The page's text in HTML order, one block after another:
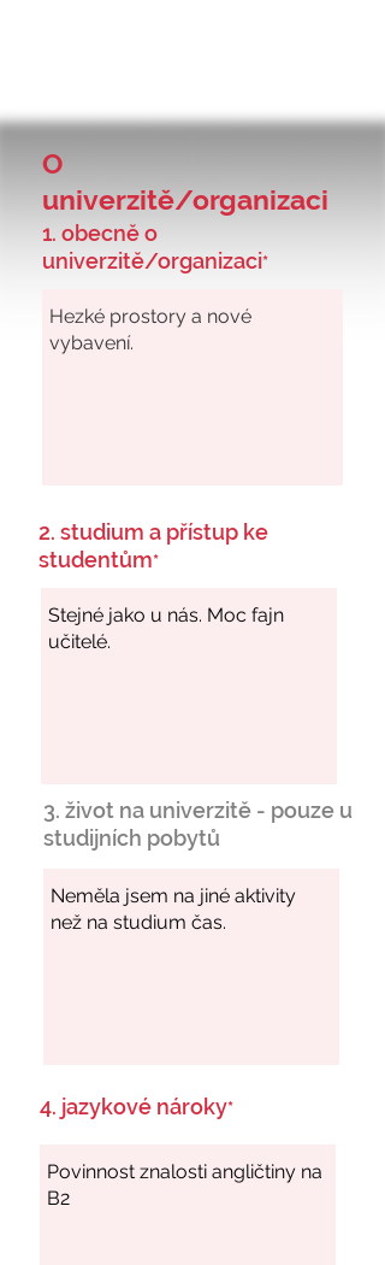
O
univerzitě/organizaci
1. obecně o
univerzitě/organizaci*
2. studium a přístup ke
studentům*
3. život na univerzitě - pouze u
studijních pobytů
4. jazykové nároky*